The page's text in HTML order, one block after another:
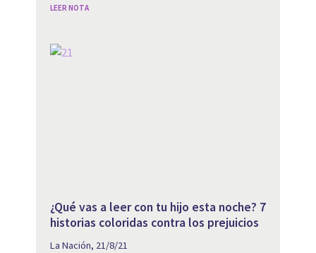
LEER NOTA
¿Qué vas a leer con tu hijo esta noche? 7
historias coloridas contra los prejuicios
La Nación, 21/8/21